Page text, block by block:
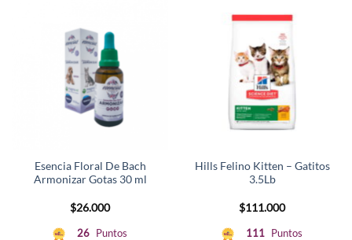
Esencia Floral De Bach
Armonizar Gotas 30 ml
$26.000
26 Puntos
Hills Felino Kitten – Gatitos
3.5Lb
$111.000
111 Puntos